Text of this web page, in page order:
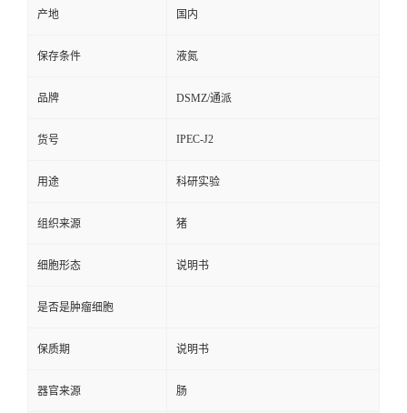
产地 国内
保存条件 液氮
品牌 DSMZ/通派
货号 IPEC-J2
用途 科研实验
组织来源 猪
细胞形态 说明书
是否是肿瘤细胞
保质期 说明书
器官来源 肠